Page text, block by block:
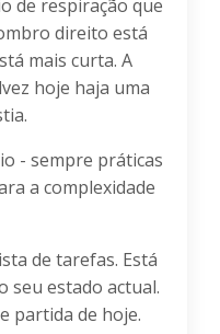
de respiração que
direito está
mais curta. A
hoje haja uma
- sempre práticas
a complexidade
de tarefas. Está
seu estado actual.
partida de hoje.